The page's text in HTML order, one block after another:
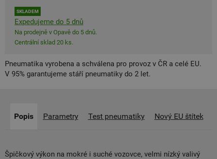
SKLADEM
Expedujeme do 5 dnů
Na prodejně v Opavě do 5 dnů.
Centrální sklad 20 ks.
Pneumatika vyrobena a schválena pro provoz v ČR a celé EU.
V 95% garantujeme stáří pneumatiky do 2 let.
Popis Parametry Test pneumatiky Nový EU štítek
Špičkový výkon na mokré i suché vozovce, velmi nízký valivý